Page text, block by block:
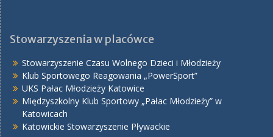
Stowarzyszenia w placówce
Stowarzyszenie Czasu Wolnego Dzieci i Młodzieży
Klub Sportowego Reagowania „PowerSport”
UKS Pałac Młodzieży Katowice
Międzyszkolny Klub Sportowy „Pałac Młodzieży” w
Katowicach
Katowickie Stowarzyszenie Pływackie